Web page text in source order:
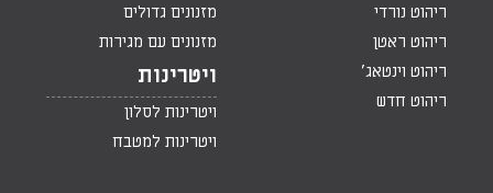
ריהוט נורדי
ריהוט ראטן
ריהוט וינטאג'
ריהוט חדש
מזנונים גדולים
מזנונים עם מגירות
ויטרינות
ויטרינות לסלון
ויטרינות למטבח